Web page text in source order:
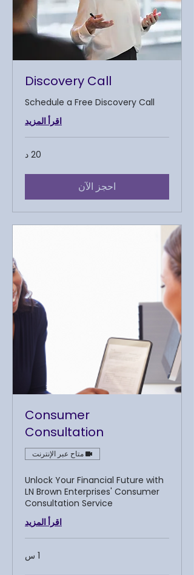
Discovery Call
Schedule a Free Discovery Call
اقرأ المزيد
20 د
احجز الآن
Consumer
Consultation
متاح عبر الإنترنت
Unlock Your Financial Future with
LN Brown Enterprises' Consumer
Consultation Service
اقرأ المزيد
1 س